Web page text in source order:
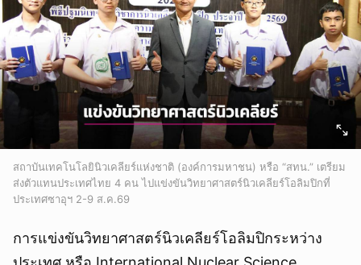
สถาบันเทคโนโลยินิวเคลียร์แห่งชาติ (องค์การมหาชน) หรือ “สทน.” เตรียม
ส่งตัวแทนประเทศไทย 4 คน ไปแข่งขันวิทยาศาสตร์นิวเคลียร์โอลิมปิกที่
ประเทศซาอุฯ 2-9 ส.ค.69
การแข่งขันวิทยาศาสตร์นิวเคลียร์โอลิมปิกระหว่าง